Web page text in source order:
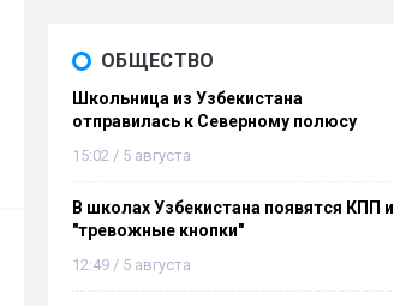
ОБЩЕСТВО
Школьница из Узбекистана
отправилась к Северному полюсу
15:02 / 5 августа
В школах Узбекистана появятся КПП и
"тревожные кнопки"
12:49 / 5 августа